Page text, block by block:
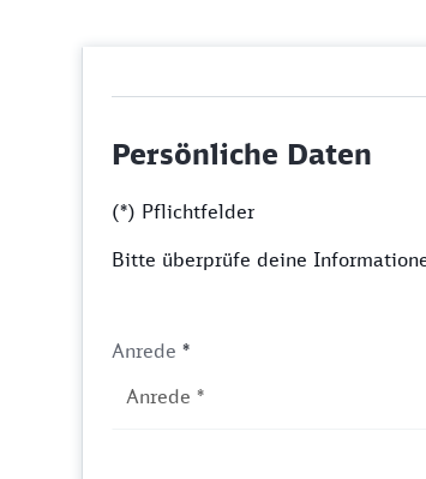
Persönliche Daten
(*) Pflichtfelder
Bitte überprüfe deine
Anrede *